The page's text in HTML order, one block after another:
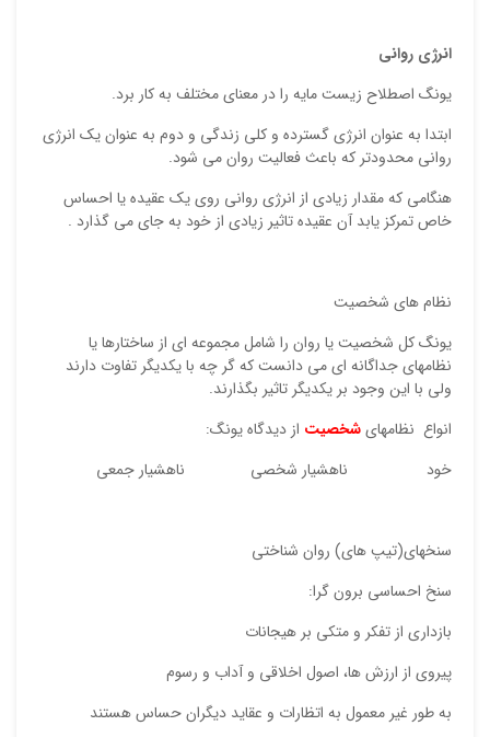
انرژی روانی
یونگ اصطلاح زیست مایه را در معنای مختلف به کار برد.
ابتدا به عنوان انرژی گسترده و کلی زندگی و دوم به عنوان یک انرژی
روانی محدودتر که باعث فعالیت روان می شود.
هنگامی که مقدار زیادی از انرژی روانی روی یک عقیده یا احساس
خاص تمرکز یابد آن عقیده تاثیر زیادی از خود به جای می گذارد .
نظام های شخصیت
یونگ کل شخصیت یا روان را شامل مجموعه ای از ساختارها یا
نظامهای جداگانه ای می دانست که گر چه با یکدیگر تفاوت دارند
ولی با این وجود بر یکدیگر تاثیر بگذارند.
انواع نظامهایشخصیت از دیدگاه یونگ:
خود ناهشیار شخصی ناهشیار جمعی
سنخهای(تیپ های) روان شناختی
سنخ احساسی برون گرا:
بازداری از تفکر و متکی بر هیجانات
پیروی از ارزش ها، اصول اخلاقی و آداب و رسوم
به طور غیر معمول به اتظارات و عقاید دیگران حساس هستند